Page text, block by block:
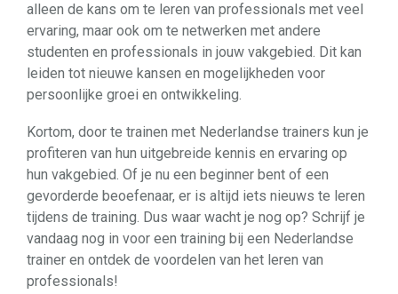
alleen de kans om te leren van professionals met veel
ervaring, maar ook om te netwerken met andere
studenten en professionals in jouw vakgebied. Dit kan
leiden tot nieuwe kansen en mogelijkheden voor
persoonlijke groei en ontwikkeling.
Kortom, door te trainen met Nederlandse trainers kun je
profiteren van hun uitgebreide kennis en ervaring op
hun vakgebied. Of je nu een beginner bent of een
gevorderde beoefenaar, er is altijd iets nieuws te leren
tijdens de training. Dus waar wacht je nog op? Schrijf je
vandaag nog in voor een training bij een Nederlandse
trainer en ontdek de voordelen van het leren van
professionals!